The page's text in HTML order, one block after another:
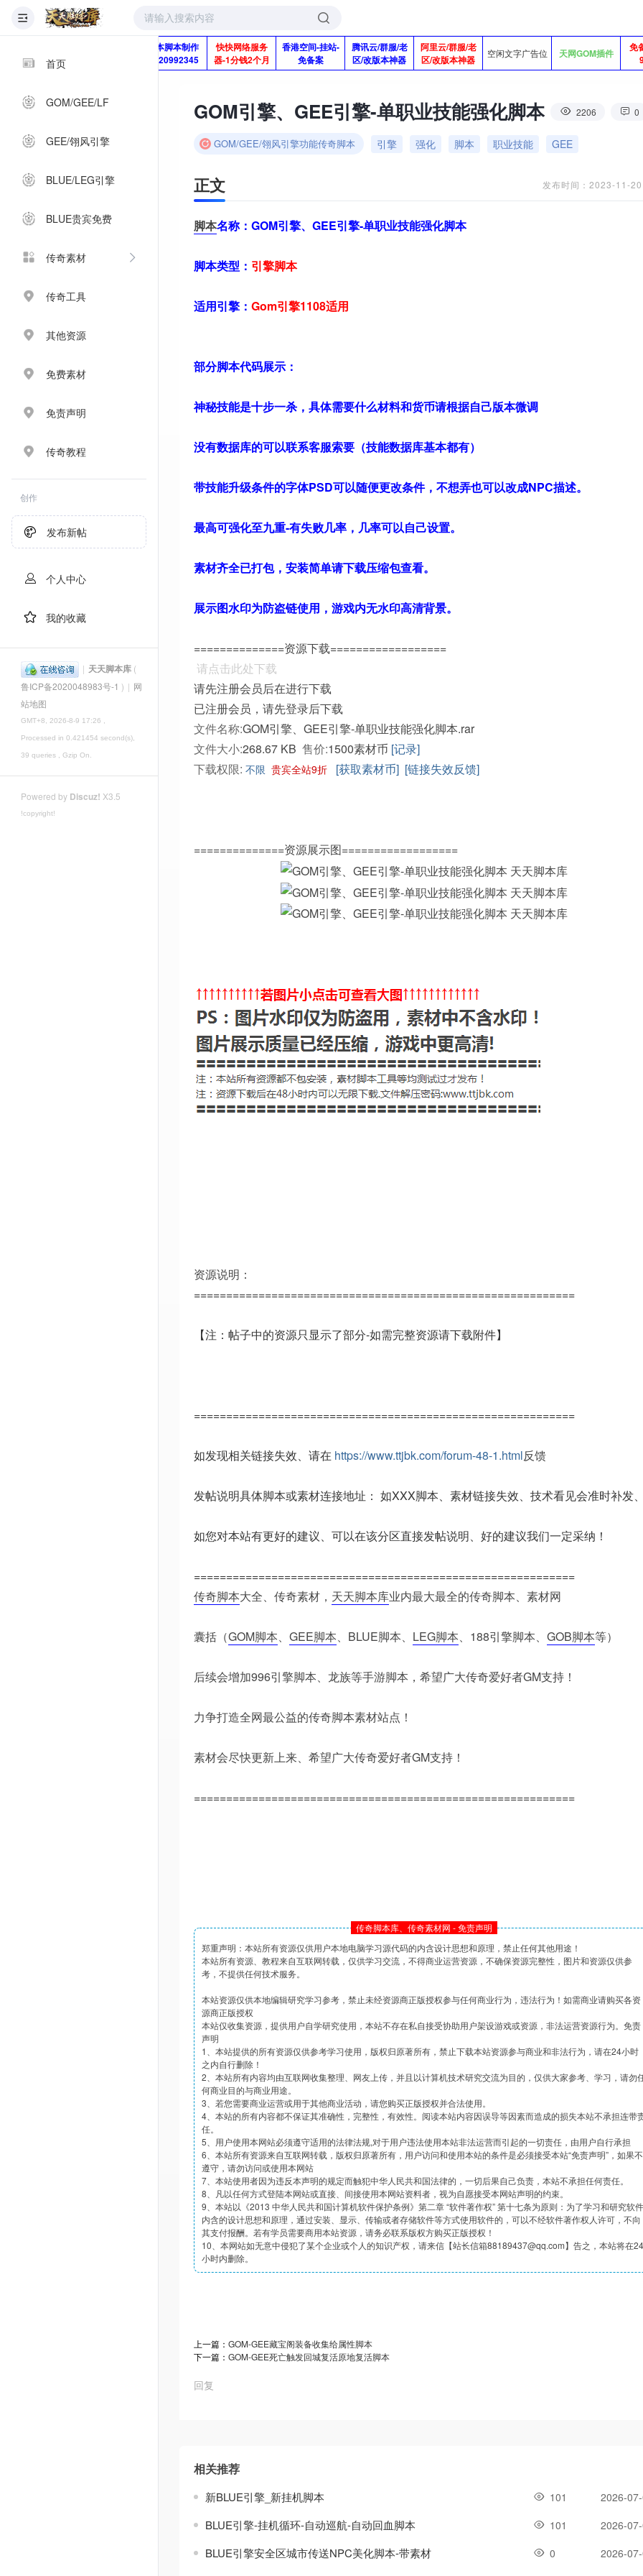
首页
GOM/GEE/LF
GEE/翎风引擎
BLUE/LEG引擎
BLUE贵宾免费
传奇素材
传奇工具
其他资源
免费素材
免责声明
传奇教程
创作
发布新帖
个人中心
我的收藏
| 天天脚本库 (
鲁ICP备2020048983号-1 ) | 网
站地图
GMT+8, 2026-8-9 17:26 ,
Processed in 0.421454 second(s),
39 queries , Gzip On.
Powered by Discuz! X3.5
!copyright!
版本脚本制作
Q920992345
快快网络服务
器-1分钱2个月
香港空间-挂站-
免备案
腾讯云/群服/老
区/改版本神器
阿里云/群服/老
区/改版本神器
空闲文字广告位 天网GOM插件
免
GOM引擎、GEE引擎-单职业技能强化脚本 2206 0
GOM/GEE/翎风引擎功能传奇脚本 引擎 强化 脚本 职业技能 GEE
正文 发布时间：2023-11-20
脚本名称： GOM引擎、GEE引擎-单职业技能强化脚本
脚本类型： 引擎脚本
适用引擎： Gom引擎1108适用
部分脚本代码展示：
神秘技能是十步一杀，具体需要什么材料和货币请根据自己版本微调
没有数据库的可以联系客服索要（技能数据库基本都有）
带技能升级条件的字体PSD可以随便更改条件，不想弄也可以改成NPC描述。
最高可强化至九重-有失败几率，几率可以自己设置。
素材齐全已打包，安装简单请下载压缩包查看。
展示图水印为防盗链使用，游戏内无水印高清背景。
==============资源下载==================
请点击此处下载
请先注册会员后在进行下载
已注册会员，请先登录后下载
文件名称:GOM引擎、GEE引擎-单职业技能强化脚本.rar
文件大小:268.67 KB 售价:1500素材币 [记录]
下载权限: 不限 贵宾全站9折 [获取素材币] [链接失效反馈]
==============资源展示图==================
资源说明：
===========================================================
【注：帖子中的资源只显示了部分-如需完整资源请下载附件】
===========================================================
如发现相关链接失效、请在 https://www.ttjbk.com/forum-48-1.html反馈
发帖说明具体脚本或素材连接地址： 如XXX脚本、素材链接失效、技术看见会准时补发
如您对本站有更好的建议、可以在该分区直接发帖说明、好的建议我们一定采纳！
===========================================================
传奇脚本大全、传奇素材， 天天脚本库业内最大最全的传奇脚本、素材网
囊括（GOM脚本、 GEE脚本、BLUE脚本、 LEG脚本、188引擎脚本、 GOB脚本等）
后续会增加996引擎脚本、龙族等手游脚本，希望广大传奇爱好者GM支持！
力争打造全网最公益的传奇脚本素材站点！
素材会尽快更新上来、希望广大传奇爱好者GM支持！
===========================================================
传奇脚本库、传奇素材网 - 免责声明
郑重声明：本站所有资源仅供用户本地电脑学习源代码的内含设计思想和原理，禁止任何其他用途！
本站所有资源、教程来自互联网转载，仅供学习交流，不得商业运营资源，不确保资源完整性，图片和资源仅供参
考，不提供任何技术服务。
本站资源仅供本地编辑研究学习参考，禁止未经资源商正版授权参与任何商业行为，违法行为！如需商业请购买各资
源商正版授权
本站仅收集资源，提供用户自学研究使用，本站不存在私自接受协助用户架设游戏或资源，非法运营资源行为。免责
声明
1、本站提供的所有资源仅供参考学习使用，版权归原著所有，禁止下载本站资源参与商业和非法行为，请在24小时
之内自行删除！
2、本站所有内容均由互联网收集整理、网友上传，并且以计算机技术研究交流为目的，仅供大家参考、学习，请勿
何商业目的与商业用途。
3、若您需要商业运营或用于其他商业活动，请您购买正版授权并合法使用。
4、本站的所有内容都不保证其准确性，完整性，有效性。阅读本站内容因误导等因素而造成的损失本站不承担连带
任。
5、用户使用本网站必须遵守适用的法律法规,对于用户违法使用本站非法运营而引起的一切责任，由用户自行承担
6、本站所有资源来自互联网转载，版权归原著所有，用户访问和使用本站的条件是必须接受本站“免责声明”，如果不
遵守，请勿访问或使用本网站
7、本站使用者因为违反本声明的规定而触犯中华人民共和国法律的，一切后果自己负责，本站不承担任何责任。
8、凡以任何方式登陆本网站或直接、间接使用本网站资料者，视为自愿接受本网站声明的约束。
9、本站以《2013 中华人民共和国计算机软件保护条例》第二章 “软件著作权” 第十七条为原则：为了学习和研究软件
内含的设计思想和原理，通过安装、显示、传输或者存储软件等方式使用软件的，可以不经软件著作权人许可，不向
其支付报酬。若有学员需要商用本站资源，请务必联系版权方购买正版授权！
10、本网站如无意中侵犯了某个企业或个人的知识产权，请来信【站长信箱88189437@qq.com】告之，本站将在24
小时内删除。
上一篇： GOM-GEE藏宝阁装备收集给属性脚本
下一篇： GOM-GEE死亡触发回城复活原地复活脚本
回复
相关推荐
新BLUE引擎_新挂机脚本 101 2026-
BLUE引擎-挂机循环-自动巡航-自动回血脚本 101 2026-
BLUE引擎安全区城市传送NPC美化脚本-带素材 0 2026-